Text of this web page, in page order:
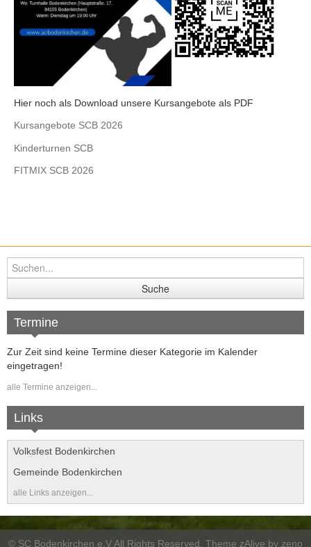
Hier noch als Download unsere Kursangebote als PDF
Kursangebote SCB 2026
Kinderturnen SCB
FITMIX SCB 2026
Termine
Zur Zeit sind keine Termine dieser Kategorie im Kalender
eingetragen!
alle Termine anzeigen...
Links
Volksfest Bodenkirchen
Gemeinde Bodenkirchen
alle Links anzeigen...
© SC Bodenkirchen e.VAll Rights Reserved. Theme zAlive by zeno